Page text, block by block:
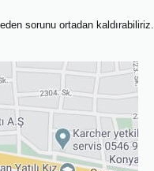
sorunu ortadan kaldırabiliriz.